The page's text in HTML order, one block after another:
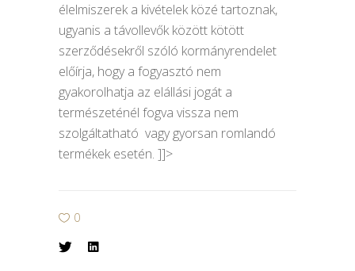
élelmiszerek a kivételek közé tartoznak,
ugyanis a távollevők között kötött
szerződésekről szóló kormányrendelet
előírja, hogy a fogyasztó nem
gyakorolhatja az elállási jogát a
természeténél fogva vissza nem
szolgáltatható vagy gyorsan romlandó
termékek esetén. ]]>
0